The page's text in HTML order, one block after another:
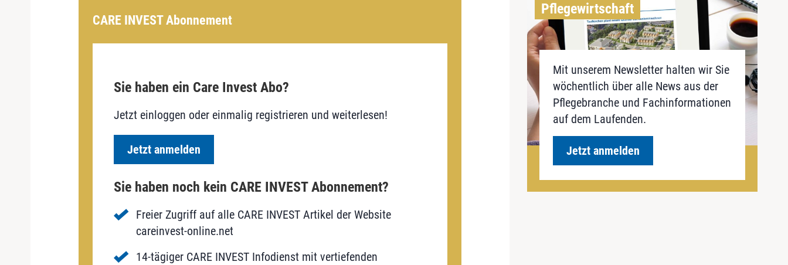
CARE INVEST Abonnement
Sie haben ein Care Invest Abo?
Jetzt einloggen oder einmalig registrieren und weiterlesen!
Jetzt anmelden
Sie haben noch kein CARE INVEST Abonnement?
Freier Zugriff auf alle CARE INVEST Artikel der Website
careinvest-online.net
14-tägiger CARE INVEST Infodienst mit vertiefenden
Pflegewirtschaft
Mit unserem Newsletter halten wir Sie
wöchentlich über alle News aus der
Pflegebranche und Fachinformationen
auf dem Laufenden.
Jetzt anmelden